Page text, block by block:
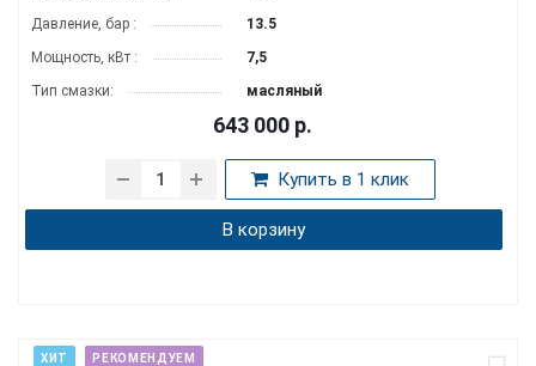
Давление, бар :
13.5
Мощность, кВт :
7,5
Тип смазки:
масляный
643 000 р.
Купить в 1 клик
В корзину
ХИТ РЕКОМЕНДУЕМ